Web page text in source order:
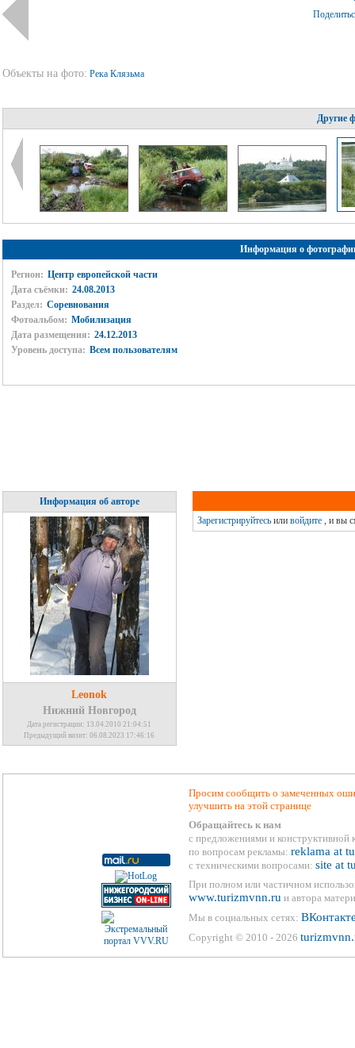
Объекты на фото: Река Клязьма
Другие
Информация о
Регион: Центр европейской части
Дата съёмки: 24.08.2013
Раздел: Соревнования
Фотоальбом: Мобилизация
Дата размещения: 24.12.2013
Уровень доступа: Всем пользователям
Информация об авторе
Leonok
Нижний Новгород
Дата регистрации: 13.04.2010 21:04:51
Предыдущий визит: 06.08.2023 17:46:16
Зарегистрируйтесьили войдите, и вы
Просим сообщить о замеченных
улучшить на этой странице
Обращайтесь к нам
с предложениями и конструктивной
по вопросам рекламы: reklama at
с техническими вопросами: site at
При полном или частичном
www.turizmvnn.ru и автора
Мы в социальных сетях:
Copyright © 2010 - 2026